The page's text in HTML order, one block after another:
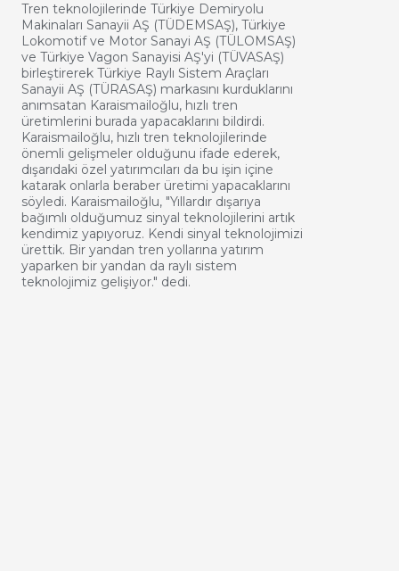
Tren teknolojilerinde Türkiye Demiryolu
Makinaları Sanayii AŞ (TÜDEMSAŞ), Türkiye
Lokomotif ve Motor Sanayi AŞ (TÜLOMSAŞ)
ve Türkiye Vagon Sanayisi AŞ'yi (TÜVASAŞ)
birleştirerek Türkiye Raylı Sistem Araçları
Sanayii AŞ (TÜRASAŞ) markasını kurduklarını
anımsatan Karaismailoğlu, hızlı tren
üretimlerini burada yapacaklarını bildirdi.
Karaismailoğlu, hızlı tren teknolojilerinde
önemli gelişmeler olduğunu ifade ederek,
dışarıdaki özel yatırımcıları da bu işin içine
katarak onlarla beraber üretimi yapacaklarını
söyledi. Karaismailoğlu, "Yıllardır dışarıya
bağımlı olduğumuz sinyal teknolojilerini artık
kendimiz yapıyoruz. Kendi sinyal teknolojimizi
ürettik. Bir yandan tren yollarına yatırım
yaparken bir yandan da raylı sistem
teknolojimiz gelişiyor." dedi.